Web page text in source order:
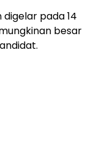
pada 14
besar